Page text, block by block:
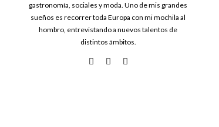
gastronomía, sociales y moda. Uno de mis grandes
sueños es recorrer toda Europa con mi mochila al
hombro, entrevistando a nuevos talentos de
distintos ámbitos.